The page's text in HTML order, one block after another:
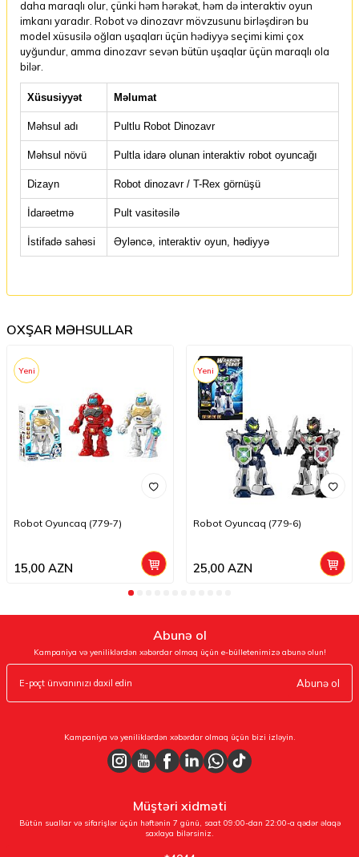
daha maraqlı olur, çünki həm hərəkət, həm də interaktiv oyun
imkanı yaradır. Robot və dinozavr mövzusunu birləşdirən bu
model xüsusilə oğlan uşaqları üçün hədiyyə seçimi kimi çox
uyğundur, amma dinozavr sevən bütün uşaqlar üçün maraqlı ola
bilər.
Xüsusiyyət Məlumat
Məhsul adı Pultlu Robot Dinozavr
Məhsul növü Pultla idarə olunan interaktiv robot oyuncağı
Dizayn Robot dinozavr / T-Rex görnüşü
İdarəetmə Pult vasitəsilə
İstifadə sahəsi Əyləncə, interaktiv oyun, hədiyyə
OXŞAR MƏHSULLAR
Yeni
Robot Oyuncaq (779-7)
15,00 AZN
Yeni
Robot Oyuncaq (779-6)
25,00AZN
Abunə ol
Kampaniya və yeniliklərdən xəbərdar olmaq üçün e-bülletenimizə abunə olun!
Abunə ol
Kampaniya və yeniliklərdən xəbərdar olmaq üçün bizi izləyin.
Müştəri xidməti
Bütün suallar və sifarişlər üçün həftənin 7 günü, saat 09:00-dan 22:00-a qədər əlaqə
saxlaya bilərsiniz.